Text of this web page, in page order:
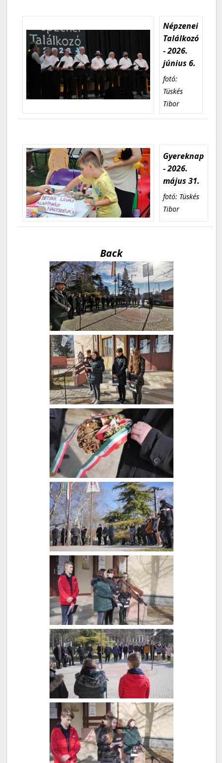
Népzenei
Találkozó
- 2026.
június 6.
fotó:
Tüskés
Tibor
Gyereknap
- 2026.
május 31.
fotó: Tüskés
Tibor
Back